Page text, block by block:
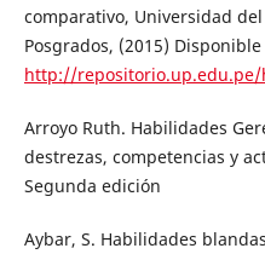
comparativo, Universidad
Posgrados, (2015) Disponible
http://repositorio.up.edu.pe/
Arroyo Ruth. Habilidades
destrezas, competencias y
Segunda edición
Aybar, S. Habilidades